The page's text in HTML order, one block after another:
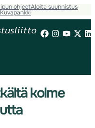
ohjeetAloita suunnistus
Kuvapankki
kolme